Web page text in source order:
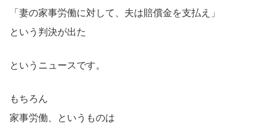
「妻の家事労働に対して、夫は賠償金を支払え」
という判決が出た
というニュースです。
もちろん
家事労働、というものは